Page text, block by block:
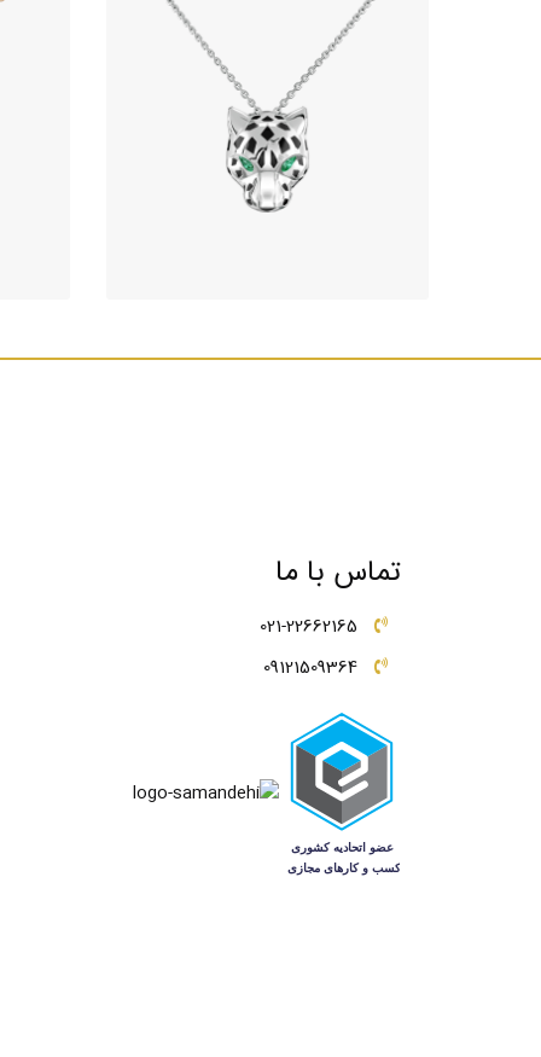
آویز طلا پلنگ کارتیه
491,390,000 تومان
تماس با ما
021-22662165
09121509364